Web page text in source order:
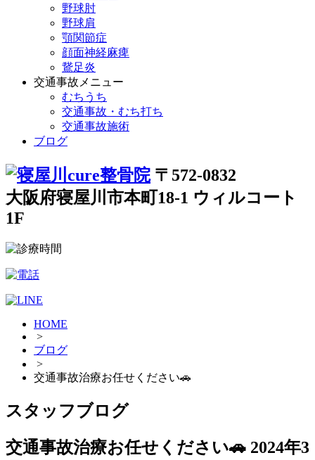
野球肘
野球肩
顎関節症
顔面神経麻痺
鵞足炎
交通事故メニュー
むちうち
交通事故・むち打ち
交通事故施術
ブログ
〒572-0832
大阪府寝屋川市本町18-1 ウィルコート
1F
HOME
>
ブログ
>
交通事故治療お任せください🚗
スタッフブログ
交通事故治療お任せください🚗 2024年3